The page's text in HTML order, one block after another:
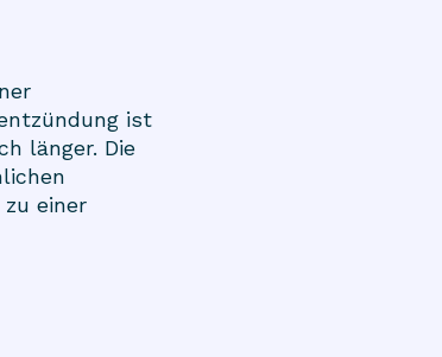
ist
länger. Die
einer